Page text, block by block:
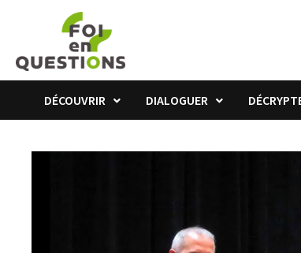
contenu
DÉCOUVRIR DIALOGUER